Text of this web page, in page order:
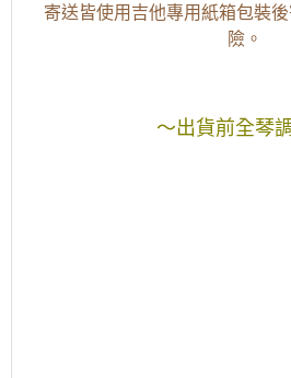
寄送皆使用吉他專用紙箱包裝
險。
～出貨前全琴